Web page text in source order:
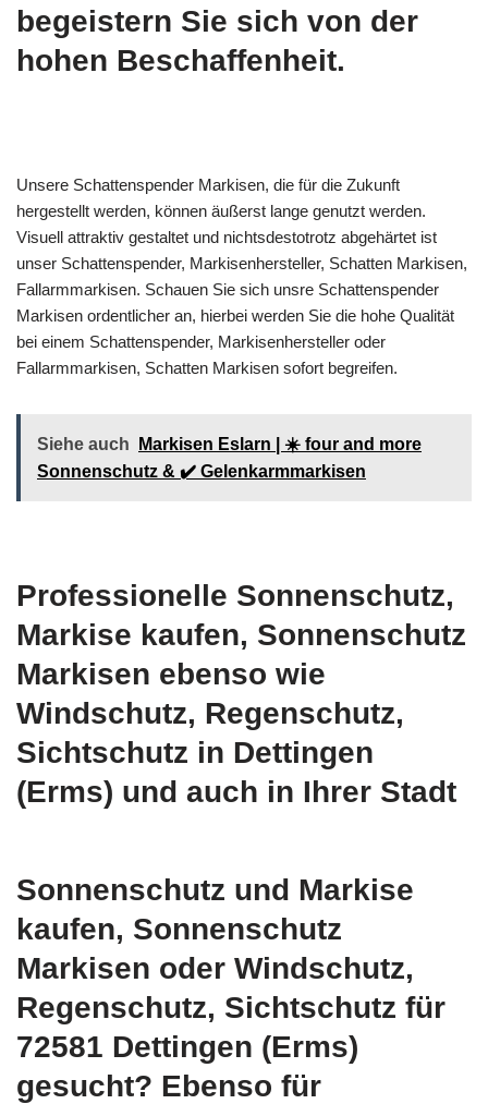
begeistern Sie sich von der
hohen Beschaffenheit.
Unsere Schattenspender Markisen, die für die Zukunft
hergestellt werden, können äußerst lange genutzt werden.
Visuell attraktiv gestaltet und nichtsdestotrotz abgehärtet ist
unser Schattenspender, Markisenhersteller, Schatten Markisen,
Fallarmmarkisen. Schauen Sie sich unsre Schattenspender
Markisen ordentlicher an, hierbei werden Sie die hohe Qualität
bei einem Schattenspender, Markisenhersteller oder
Fallarmmarkisen, Schatten Markisen sofort begreifen.
Siehe auch
Markisen Eslarn | ☀️ four and more
Sonnenschutz & ✔️ Gelenkarmmarkisen
Professionelle Sonnenschutz,
Markise kaufen, Sonnenschutz
Markisen ebenso wie
Windschutz, Regenschutz,
Sichtschutz in Dettingen
(Erms) und auch in Ihrer Stadt
Sonnenschutz und Markise
kaufen, Sonnenschutz
Markisen oder Windschutz,
Regenschutz, Sichtschutz für
72581 Dettingen (Erms)
gesucht? Ebenso für